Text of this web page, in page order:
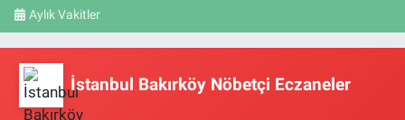
Aylık Vakitler
İstanbul Bakırköy Nöbetçi Eczaneler